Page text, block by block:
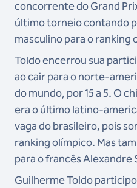
concorrente do Grand
último torneio contando
masculino para o ranking
Toldo encerrou sua
ao cair para o norte-
do mundo, por 15 a 5. O
era o último latino-
vaga do brasileiro, pois
ranking olímpico. Mas
para o francês Alexandre
Guilherme Toldo